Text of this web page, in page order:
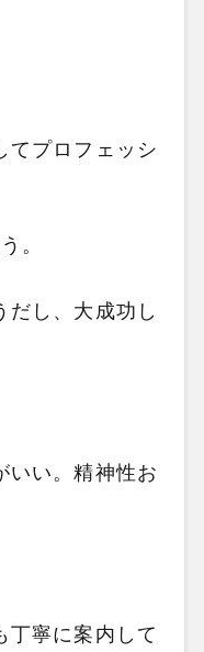
てプロフェッシ
。
だし、大成功し
いい。精神性お
丁寧に案内して